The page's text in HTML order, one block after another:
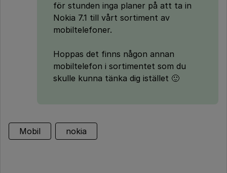
för stunden inga planer på att ta in
Nokia 7.1 till vårt sortiment av
mobiltelefoner.
Hoppas det finns någon annan
mobiltelefon i sortimentet som du
skulle kunna tänka dig istället 🙂
Mobil nokia